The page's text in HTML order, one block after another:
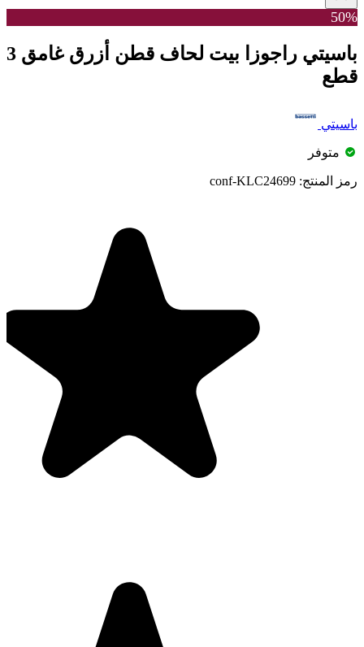
50%
باسيتي راجوزا بيت لحاف قطن أزرق غامق 3
قطع
باسيتي
متوفر
رمز المنتج: conf-KLC24699